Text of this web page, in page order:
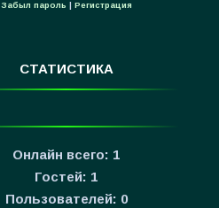
Забыл пароль Регистрация
СТАТИСТИКА
Онлайн всего: 1
Гостей: 1
Пользователей: 0